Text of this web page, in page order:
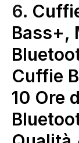
6.
Bass+,
Cuffie
10 Ore